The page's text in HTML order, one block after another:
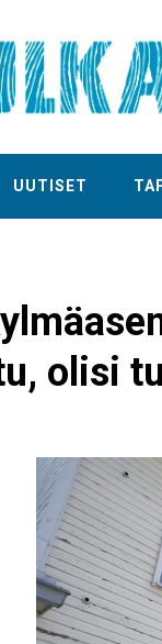
UUTISET
olisi